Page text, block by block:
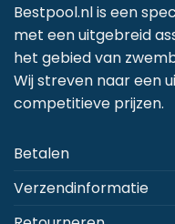
Bestpool.nl is een
met een uitgebreid
het gebied van
Wij streven naar een
competitieve prijzen.
Betalen
Verzendinformatie